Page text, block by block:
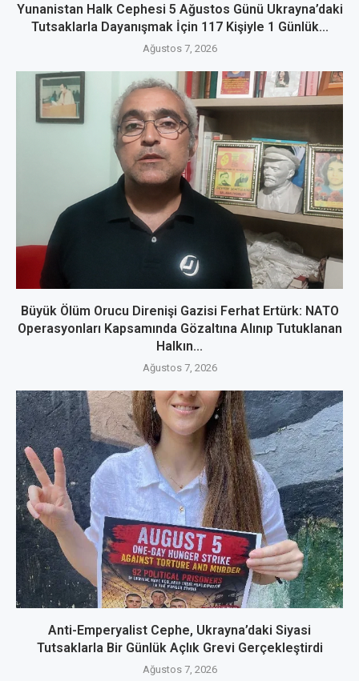
Yunanistan Halk Cephesi 5 Ağustos Günü Ukrayna’daki
Tutsaklarla Dayanışmak İçin 117 Kişiyle 1 Günlük...
Ağustos 7, 2026
Büyük Ölüm Orucu Direnişi Gazisi Ferhat Ertürk: NATO
Operasyonları Kapsamında Gözaltına Alınıp Tutuklanan
Halkın...
Ağustos 7, 2026
Anti-Emperyalist Cephe, Ukrayna’daki Siyasi
Tutsaklarla Bir Günlük Açlık Grevi Gerçekleştirdi
Ağustos 7, 2026